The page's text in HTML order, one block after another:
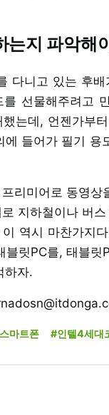
는지 파악해
다니고 있는 후
를 선물해주려고
는데, 언젠가부
에 들어가 필기
리미어로 동영
지하철이나 버
이 역시 마찬가지
블릿PC를, 태블
하자.
마트폰 #인텔4세대